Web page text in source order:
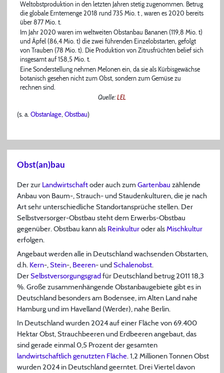
Weltobstproduktion in den letzten Jahren stetig zugenommen. Betrug
die globale Erntemenge 2018 rund 735 Mio. t , waren es 2020 bereits
über 877 Mio. t.
Im Jahr 2020 waren im weltweiten Obstanbau Bananen (119,8 Mio. t)
und Äpfel (86,4 Mio. t) die zwei führenden Einzelobstarten, gefolgt
von Trauben (78 Mio. t). Die Produktion von Zitrusfrüchten belief sich
insgesamt auf 158,5 Mio. t.
Eine Sonderstellung nehmen Melonen ein, da sie als Kürbisgewächse
botanisch gesehen nicht zum Obst, sondern zum Gemüse zu
rechnen sind.
Quelle:LEL
(s. a. Obstanlage, Obstbau)
Obst(an)bau
Der zur Landwirtschaftoder auch zum Gartenbau zählende
Anbau von Baum-, Strauch- und Staudenkulturen, die je nach
Art sehr unterschiedliche Standortansprüche stellen. Der
Selbstversorger-Obstbau steht dem Erwerbs-Obstbau
gegenüber. Obstbau kann als Reinkulturoder alsMischkultur
erfolgen.
Angebaut werden alle in Deutschland wachsenden Obstarten,
d.h. Kern-,Stein-, Beeren- und Schalenobst.
DerSelbstversorgungsgrad für Deutschland betrug 2011 18,3
%. Große zusammenhängende Obstanbaugebiete gibt es in
Deutschland besonders am Bodensee, im Alten Land nahe
Hamburg und im Havelland (Werder), nahe Berlin.
In Deutschland wurden 2024 auf einer Fläche von 69.400
Hektar Obst, Strauchbeeren und Erdbeeren angebaut, das
sind gerade einmal 0,5 Prozent der gesamten
landwirtschaftlich genutzten Fläche. 1,2 Millionen Tonnen Obst
wurden 2024 in Deutschland geerntet. Drei Viertel davon